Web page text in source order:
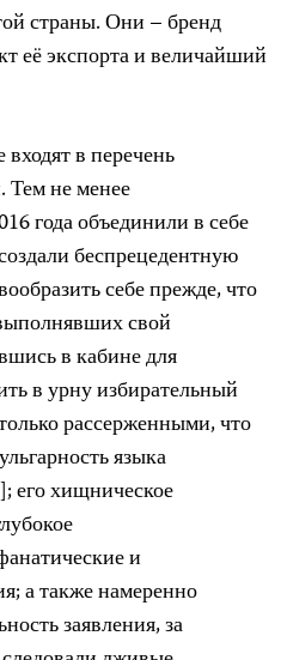
страны. Они – бренд
её экспорта и величайший
в перечень
Тем не менее
года объединили в себе
беспрецедентную
себе прежде, что
свой
в кабине для
в урну избирательный
рассерженными, что
языка
его хищническое
и
а также намеренно
заявления, за